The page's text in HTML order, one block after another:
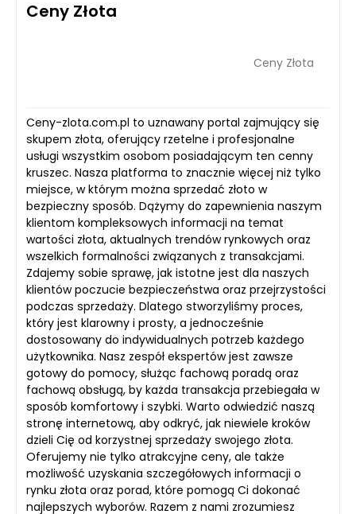
Ceny Złota
Ceny Złota
Ceny-zlota.com.pl to uznawany portal zajmujący się
skupem złota, oferujący rzetelne i profesjonalne
usługi wszystkim osobom posiadającym ten cenny
kruszec. Nasza platforma to znacznie więcej niż tylko
miejsce, w którym można sprzedać złoto w
bezpieczny sposób. Dążymy do zapewnienia naszym
klientom kompleksowych informacji na temat
wartości złota, aktualnych trendów rynkowych oraz
wszelkich formalności związanych z transakcjami.
Zdajemy sobie sprawę, jak istotne jest dla naszych
klientów poczucie bezpieczeństwa oraz przejrzystości
podczas sprzedaży. Dlatego stworzyliśmy proces,
który jest klarowny i prosty, a jednocześnie
dostosowany do indywidualnych potrzeb każdego
użytkownika. Nasz zespół ekspertów jest zawsze
gotowy do pomocy, służąc fachową poradą oraz
fachową obsługą, by każda transakcja przebiegała w
sposób komfortowy i szybki. Warto odwiedzić naszą
stronę internetową, aby odkryć, jak niewiele kroków
dzieli Cię od korzystnej sprzedaży swojego złota.
Oferujemy nie tylko atrakcyjne ceny, ale także
możliwość uzyskania szczegółowych informacji o
rynku złota oraz porad, które pomogą Ci dokonać
najlepszych wyborów. Razem z nami zrozumiesz